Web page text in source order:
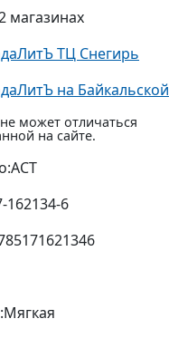
магазинах
ТЦ Снегирь
на Байкальской
может отличаться
на сайте.
АСТ
162134-6
Мягкая